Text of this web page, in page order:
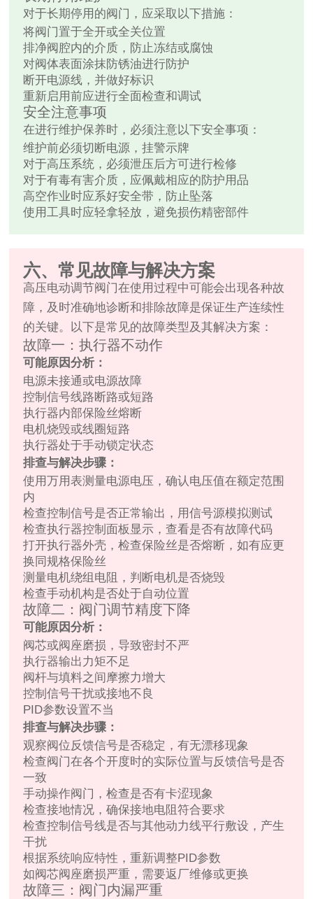
对于长期停用的阀门，应采取以下措施：
将阀门置于全开或全关位置
排净阀腔内的介质，防止冻结或腐蚀
对阀体表面涂抹防锈油进行防护
断开电源线，并做好标识
重新启用前应进行全面检查和调试
安全注意事项
在进行维护保养时，必须注意以下安全事项：
维护前必须切断电源，挂警示牌
对于高压系统，必须泄压后方可进行检修
对于有毒有害介质，应佩戴相应的防护用品
高空作业时应系好安全带，防止坠落
使用工具时应轻拿轻放，避免损伤精密部件
六、常见故障与解决方案
高压电动调节阀门在使用过程中可能会出现各种故
障，及时准确地诊断和排除故障是保证生产连续性
的关键。以下是常见的故障类型及其解决方案：
故障一：执行器不动作
可能原因分析：
电源未接通或电源故障
控制信号线路断路或短路
执行器内部保险丝熔断
电机烧毁或线圈短路
执行器处于手动锁定状态
排查与解决步骤：
使用万用表测量电源电压，确认电压值在额定范围
内
检查控制信号是否正常输出，用信号源模拟测试
检查执行器控制面板显示，查看是否有故障代码
打开执行器外壳，检查保险丝是否熔断，如有应更
换同规格保险丝
测量电机绕组电阻，判断电机是否烧毁
检查手动机构是否处于自动位置
故障二：阀门调节精度下降
可能原因分析：
阀芯或阀座磨损，导致密封不严
执行器输出力矩不足
阀杆与填料之间摩擦力增大
控制信号干扰或接地不良
PID参数设置不当
排查与解决步骤：
观察阀位反馈信号是否稳定，有无漂移现象
检查阀门在各个开度时的实际位置与反馈信号是否
一致
手动操作阀门，检查是否有卡涩现象
检查接地情况，确保接地电阻符合要求
检查控制信号线是否与其他动力线平行敷设，产生
干扰
根据系统响应特性，重新调整PID参数
如阀芯阀座磨损严重，需要返厂维修或更换
故障三：阀门内漏严重